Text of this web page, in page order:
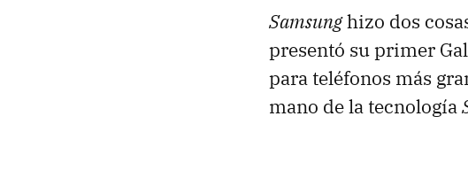
Samsunghizo dos
presentó su primer
para teléfonos más
mano de la tecnología